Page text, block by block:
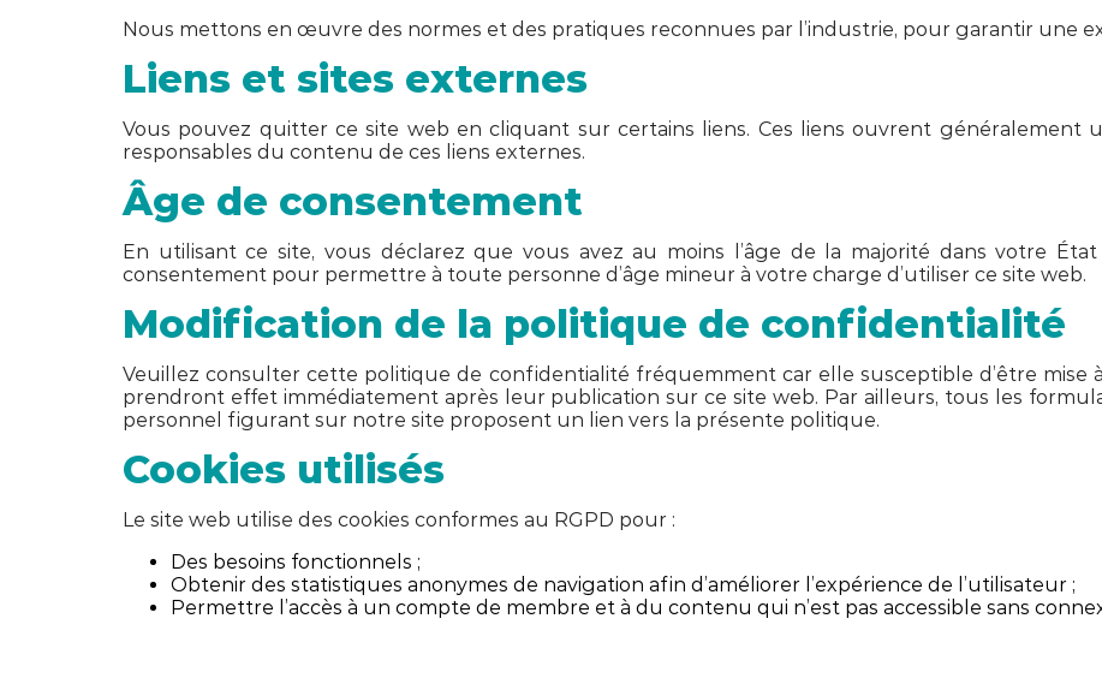
Nous mettons en œuvre des normes et des pratiques reconnues par l’industrie, pour garantir une
Liens et sites externes
Vous pouvez quitter ce site web en cliquant sur certains liens. Ces liens ouvrent généralement
responsables du contenu de ces liens externes.
Âge de consentement
En utilisant ce site, vous déclarez que vous avez au moins l’âge de la majorité dans votre
consentement pour permettre à toute personne d’âge mineur à votre charge d’utiliser ce site web.
Modification de la politique de confidentialité
Veuillez consulter cette politique de confidentialité fréquemment car elle susceptible d’être mise
prendront effet immédiatement après leur publication sur ce site web. Par ailleurs, tous les
personnel figurant sur notre site proposent un lien vers la présente politique.
Cookies utilisés
Le site web utilise des cookies conformes au RGPD pour :
Des besoins fonctionnels ;
Obtenir des statistiques anonymes de navigation afin d’améliorer l’expérience de l’utilisateur ;
Permettre l’accès à un compte de membre et à du contenu qui n’est pas accessible sans